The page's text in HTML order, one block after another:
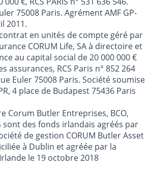
75008 Paris. Agrément AMF GP-
2011.
en unités de compte géré par
CORUM Life, SA à directoire et
au capital social de 20 000 000 €
assurances, RCS Paris n° 852 264
Euler 75008 Paris. Société soumise
4 place de Budapest 75436 Paris
Corum Butler Entreprises, BCO,
sont des fonds irlandais agréés par
de gestion CORUM Butler Asset
à Dublin et agréée par la
le 19 octobre 2018